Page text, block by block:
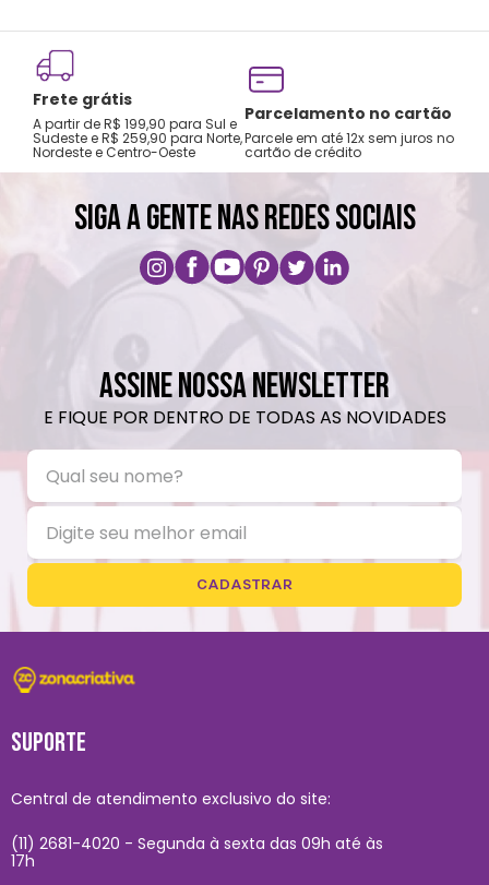
Frete grátis
A partir de R$ 199,90 para Sul e
Sudeste e R$ 259,90 para Norte,
Nordeste e Centro-Oeste
Parcelamento no cartão
Parcele em até 12x sem juros no
cartão de crédito
SIGA A GENTE NAS REDES SOCIAIS
ASSINE NOSSA NEWSLETTER
E FIQUE POR DENTRO DE TODAS AS NOVIDADES
CADASTRAR
SUPORTE
Central de atendimento exclusivo do site:
(11) 2681-4020 - Segunda à sexta das 09h até às
17h